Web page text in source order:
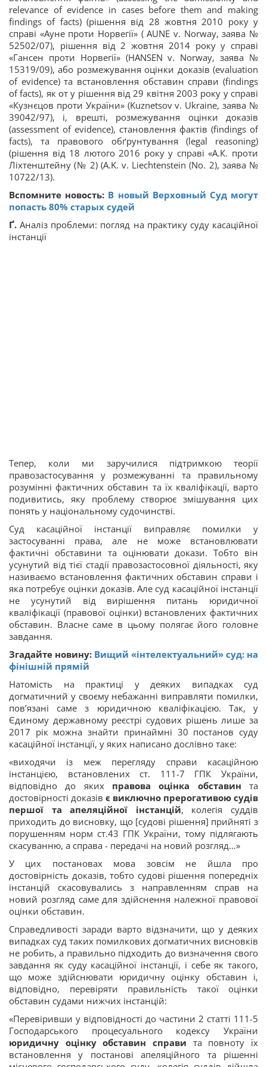
relevance of evidence in cases before them and making
findings of facts) (рішення від 28 жовтня 2010 року у
справі «Ауне проти Норвегії» ( AUNE v. Norway, заява №
52502/07), рішення від 2 жовтня 2014 року у справі
«Гансен проти Норвегії» (HANSEN v. Norway, заява №
15319/09), або розмежування оцінки доказів (evaluation
of evidence) та встановлення обставин справи (findings
of facts), як от у рішення від 29 квітня 2003 року у справі
«Кузнєцов проти України» (Kuznetsov v. Ukraine, заява №
39042/97), і, врешті, розмежування оцінки доказів
(assessment of evidence), становлення фактів (findings of
facts), та правового обґрунтування (legal reasoning)
(рішення від 18 лютого 2016 року у справі «А.К. проти
Ліхтенштейну (№ 2) (A.K. v. Liechtenstein (No. 2), заява №
10722/13).
Вспомните новость: В новый Верховный Суд могут
попасть 80% старых судей
Ґ. Аналіз проблеми: погляд на практику суду касаційної
інстанції
Тепер, коли ми заручилися підтримкою теорії
правозастосування у розмежуванні та правильному
розумінні фактичних обставин та їх кваліфікації, варто
подивитись, яку проблему створює змішування цих
понять у національному судочинстві.
Суд касаційної інстанції виправляє помилки у
застосуванні права, але не може встановлювати
фактичні обставини та оцінювати докази. Тобто він
усунутий від тієї стадії правозастосовної діяльності, яку
називаємо встановлення фактичних обставин справи і
яка потребує оцінки доказів. Але суд касаційної інстанції
не усунутий від вирішення питань юридичної
кваліфікації (правової оцінки) встановлених фактичних
обставин. Власне саме в цьому полягає його головне
завдання.
Згадайте новину: Вищий «інтелектуальний» суд: на
фінішній прямій
Натомість на практиці у деяких випадках суд
догматичний у своєму небажанні виправляти помилки,
пов’язані саме з юридичною кваліфікацією. Так, у
Єдиному державному реєстрі судових рішень лише за
2017 рік можна знайти принаймні 30 постанов суду
касаційної інстанції, у яких написано дослівно таке:
«виходячи із меж перегляду справи касаційною
інстанцією, встановлених ст. 111-7 ГПК України,
відповідно до яких правова оцінка обставин та
достовірності доказів є виключно прерогативою судів
першої та апеляційної інстанцій, колегія суддів
приходить до висновку, що [судові рішення] прийняті з
порушенням норм ст.43 ГПК України, тому підлягають
скасуванню, а справа - передачі на новий розгляд…»
У цих постановах мова зовсім не йшла про
достовірність доказів, тобто судові рішення попередніх
інстанцій скасовувались з направленням справ на
новий розгляд саме для здійснення належної правової
оцінки обставин.
Справедливості заради варто відзначити, що у деяких
випадках суд таких помилкових догматичних висновків
не робить, а правильно підходить до визначення свого
завдання як суду касаційної інстанції, і себе як такого,
що може здійснювати юридичну оцінку обставин і,
відповідно, перевіряти правильність такої оцінки
обставин судами нижчих інстанцій:
«Перевіривши у відповідності до частини 2 статті 111-5
Господарського процесуального кодексу України
юридичну оцінку обставин справи та повноту їх
встановлення у постанові апеляційного та рішенні